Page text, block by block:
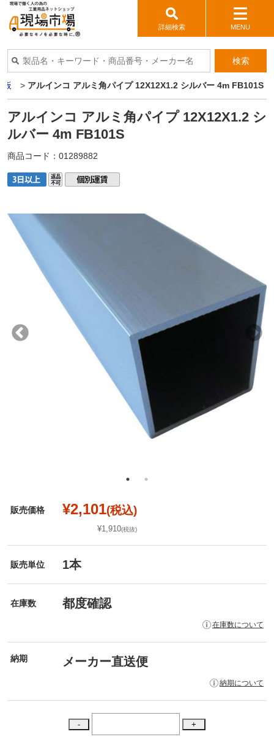
詳細検索 MENU
検索
板 > アルインコ アルミ角パイプ 12X12X1.2 シルバー 4m FB101S
アルインコ アルミ角パイプ 12X12X1.2 シ
ルバー 4m FB101S
商品コード： 01289882
販売価格 ¥2,101(税込)
¥1,910(税抜)
販売単位 1本
在庫数 都度確認
在庫数について
納期 メーカー直送便
納期について